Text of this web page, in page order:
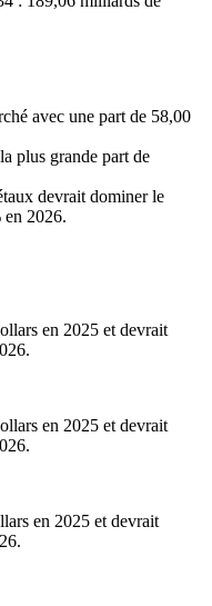
avec une part de 58,00
plus grande part de
devrait dominer le
en 2026.
en 2025 et devrait
en 2025 et devrait
en 2025 et devrait